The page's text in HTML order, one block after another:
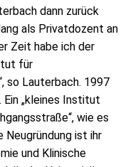
dann zurück
als Privatdozent an
Zeit habe ich der
für
so Lauterbach. 1997
„kleines Institut
wie es
Neugründung ist ihr
und Klinische